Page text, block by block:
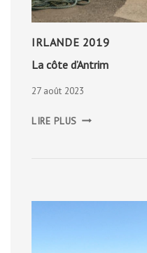
IRLANDE 2019
La côte d’Antrim
27 août 2023
LIRE PLUS CÔTE